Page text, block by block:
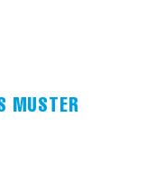
MUSTER